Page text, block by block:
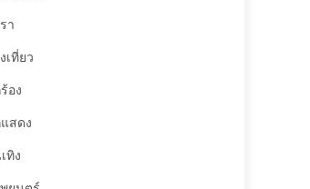
า
เที่ยว
อง
สดง
ทิง